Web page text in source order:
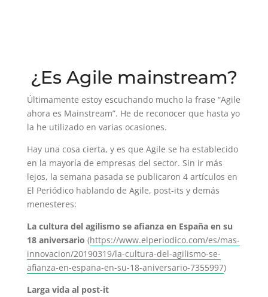
¿Es Agile mainstream?
Últimamente estoy escuchando mucho la frase “Agile
ahora es Mainstream”. He de reconocer que hasta yo
la he utilizado en varias ocasiones.
Hay una cosa cierta, y es que Agile se ha establecido
en la mayoría de empresas del sector. Sin ir más
lejos, la semana pasada se publicaron 4 artículos en
El Periódico hablando de Agile, post-its y demás
menesteres:
La cultura del agilismo se afianza en España en su
18 aniversario (https://www.elperiodico.com/es/mas-
innovacion/20190319/la-cultura-del-agilismo-se-
afianza-en-espana-en-su-18-aniversario-7355997)
Larga vida al post-it